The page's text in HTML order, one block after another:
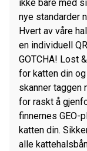
ikke bare med
nye standarder
Hvert av våre
en individuell
GOTCHA! Lost
for katten din
skanner taggen
for raskt å
finnernes GEO-
katten din.
alle